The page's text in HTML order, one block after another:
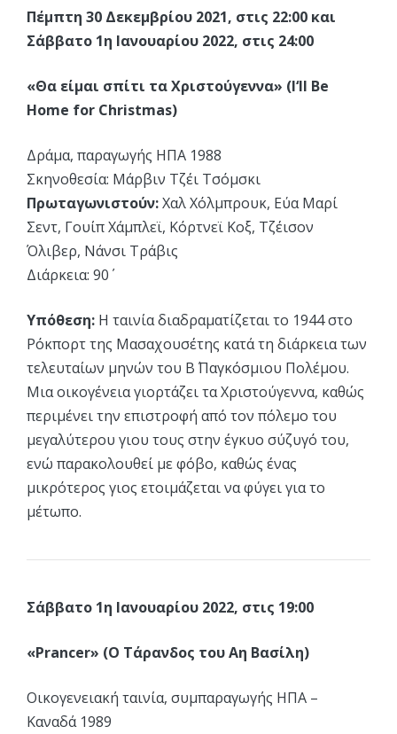
Πέμπτη 30 Δεκεμβρίου 2021, στις 22:00 και
Σάββατο 1η Ιανουαρίου 2022, στις 24:00
«Θα είμαι σπίτι τα Χριστούγεννα» (I‘ll Be
Home for Christmas)
Δράμα, παραγωγής ΗΠΑ 1988
Σκηνοθεσία: Μάρβιν Τζέι Τσόμσκι
Πρωταγωνιστούν:Χαλ Χόλμπρουκ, Εύα Μαρί
Σεντ, Γουίπ Χάμπλεϊ, Κόρτνεϊ Κοξ, Τζέισον
Όλιβερ, Νάνσι Τράβις
Διάρκεια: 90΄
Υπόθεση: Η ταινία διαδραματίζεται το 1944 στο
Ρόκπορτ της Μασαχουσέτης κατά τη διάρκεια των
τελευταίων μηνών του Β΄ Παγκόσμιου Πολέμου.
Μια οικογένεια γιορτάζει τα Χριστούγεννα, καθώς
περιμένει την επιστροφή από τον πόλεμο του
μεγαλύτερου γιου τους στην έγκυο σύζυγό του,
ενώ παρακολουθεί με φόβο, καθώς ένας
μικρότερος γιος ετοιμάζεται να φύγει για το
μέτωπο.
Σάββατο 1η Ιανουαρίου 2022, στις 19:00
«Prancer» (Ο Τάρανδος του Αη Βασίλη)
Οικογενειακή ταινία, συμπαραγωγής ΗΠΑ –
Καναδά 1989